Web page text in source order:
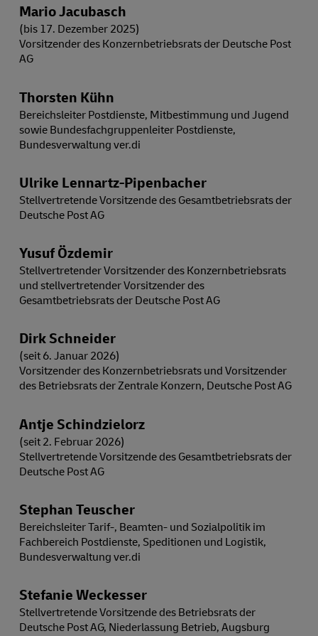
Mario Jacubasch
(bis 17. Dezember 2025)
Vorsitzender des Konzernbetriebsrats der Deutsche Post
AG
Thorsten Kühn
Bereichsleiter Postdienste, Mitbestimmung und Jugend
sowie Bundesfachgruppenleiter Postdienste,
Bundesverwaltung ver.di
Ulrike Lennartz-Pipenbacher
Stellvertretende Vorsitzende des Gesamtbetriebsrats der
Deutsche Post AG
Yusuf Özdemir
Stellvertretender Vorsitzender des Konzernbetriebsrats
und stellvertretender Vorsitzender des
Gesamtbetriebsrats der Deutsche Post AG
Dirk Schneider
(seit 6. Januar 2026)
Vorsitzender des Konzernbetriebsrats und Vorsitzender
des Betriebsrats der Zentrale Konzern, Deutsche Post AG
Antje Schindzielorz
(seit 2. Februar 2026)
Stellvertretende Vorsitzende des Gesamtbetriebsrats der
Deutsche Post AG
Stephan Teuscher
Bereichsleiter Tarif-, Beamten- und Sozialpolitik im
Fachbereich Postdienste, Speditionen und Logistik,
Bundesverwaltung ver.di
Stefanie Weckesser
Stellvertretende Vorsitzende des Betriebsrats der
Deutsche Post AG, Niederlassung Betrieb, Augsburg